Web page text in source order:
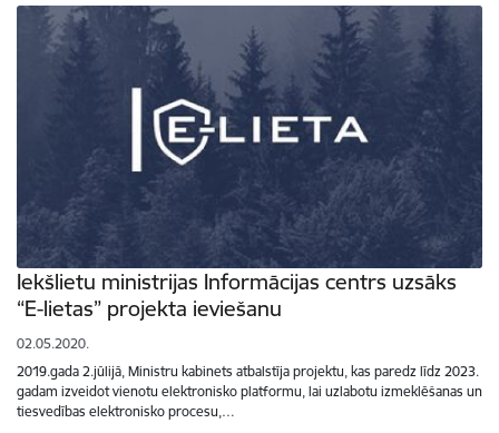
Iekšlietu ministrijas Informācijas centrs uzsāks
“E-lietas” projekta ieviešanu
02.05.2020.
2019.gada 2.jūlijā, Ministru kabinets atbalstīja projektu, kas paredz līdz 2023.
gadam izveidot vienotu elektronisko platformu, lai uzlabotu izmeklēšanas un
tiesvedības elektronisko procesu,…